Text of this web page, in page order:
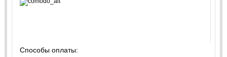
Способы оплаты: